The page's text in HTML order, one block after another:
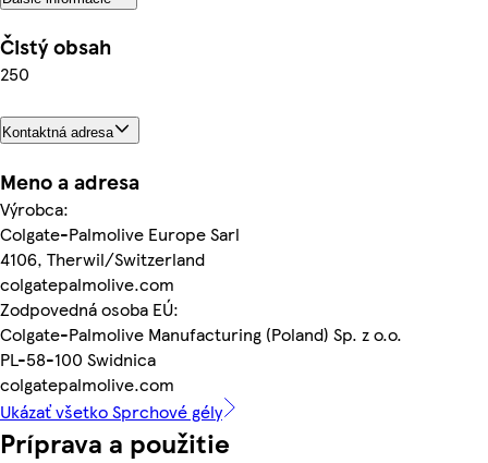
Čistý obsah
250
Kontaktná adresa
Meno a adresa
Výrobca:
Colgate-Palmolive Europe Sarl
4106, Therwil/Switzerland
colgatepalmolive.com
Zodpovedná osoba EÚ:
Colgate-Palmolive Manufacturing (Poland) Sp. z o.o.
PL-58-100 Swidnica
colgatepalmolive.com
Ukázať všetko Sprchové gély
Príprava a použitie